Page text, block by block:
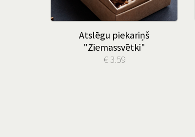
Atslēgu piekariņš
"Ziemassvētki"
€ 3.59